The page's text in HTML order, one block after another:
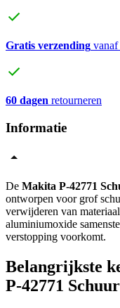
Gratis verzending
60 dagen retourneren
Informatie
De Makita P-42771
ontworpen voor grof
verwijderen van
aluminiumoxide
verstopping voorkomt.
Belangrijkste
P-42771